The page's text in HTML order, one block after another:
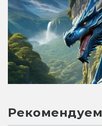
Рекомендуем